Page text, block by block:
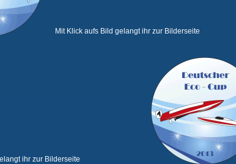
Mit Klick aufs Bild gelangt ihr zur Bilderseite
ihr zur Bilderseite